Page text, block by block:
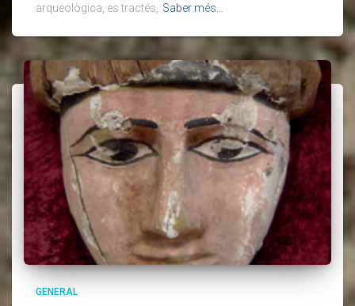
arqueològica, es tractés,
Saber més…
GENERAL